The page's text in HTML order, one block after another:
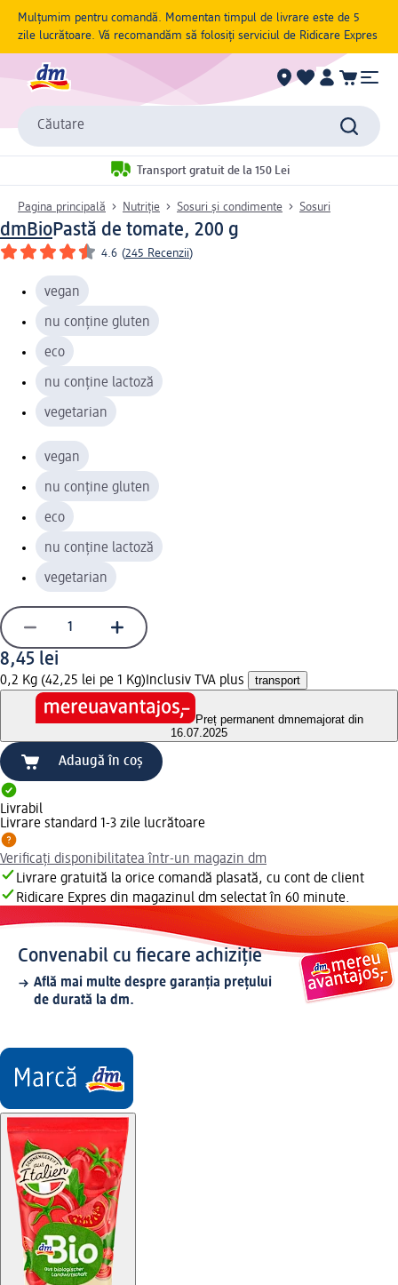
Mulțumim pentru comandă. Momentan timpul de livrare este de 5
zile lucrătoare. Vă recomandăm să folosiți serviciul de Ridicare Expres
Căutare
Transport gratuit de la 150 Lei
Pagina principală Nutriție Sosuri și condimente Sosuri
dmBioPastă de tomate, 200 g
4.6 (245 Recenzii)
vegan
nu conține gluten
eco
nu conține lactoză
vegetarian
vegan
nu conține gluten
eco
nu conține lactoză
vegetarian
8,45 lei
0,2 Kg (42,25 lei pe 1 Kg) Inclusiv TVA plus transport
Preț permanent dmnemajorat din
16.07.2025
Adaugă în coș
Livrabil
Livrare standard 1-3 zile lucrătoare
Verificați disponibilitatea într-un magazin dm
Livrare gratuită la orice comandă plasată, cu cont de client
Ridicare Expres din magazinul dm selectat în 60 minute.
Convenabil cu fiecare achiziție
Află mai multe despre garanția prețului
de durată la dm.